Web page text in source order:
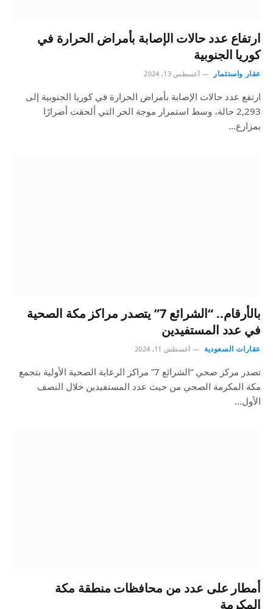
ارتفاع عدد حالات الإصابة بأمراض الحرارة في
كوريا الجنوبية
عقار واستثمار أغسطس 13, 2024
ارتفع عدد حالات الإصابة بأمراض الحرارة في كوريا الجنوبية إلى
2,293 حالة، وسط استمرار موجة الحر التي ألحقت أضرارًا
بمزارع…
بالأرقام.. “الشرائع 7” يتصدر مراكز مكة الصحية
في عدد المستفيدين
عقارات السعودية أغسطس 11, 2024
تصدر مركز صحي “الشرائع 7” مراكز الرعاية الصحية الأولية بتجمع
مكة المكرمة الصحي من حيث عدد المستفيدين خلال النصف
الأول…
أمطار على عدد من محافظات منطقة مكة
المكرمة